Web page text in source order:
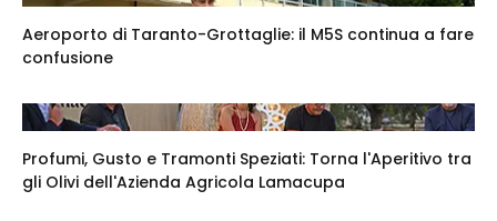
Aeroporto di Taranto-Grottaglie: il M5S continua a fare
confusione
Profumi, Gusto e Tramonti Speziati: Torna l'Aperitivo tra
gli Olivi dell'Azienda Agricola Lamacupa